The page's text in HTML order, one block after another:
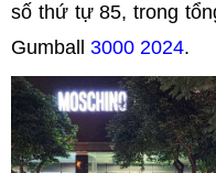
số thứ tự 85, trong
Gumball 3000 2024.